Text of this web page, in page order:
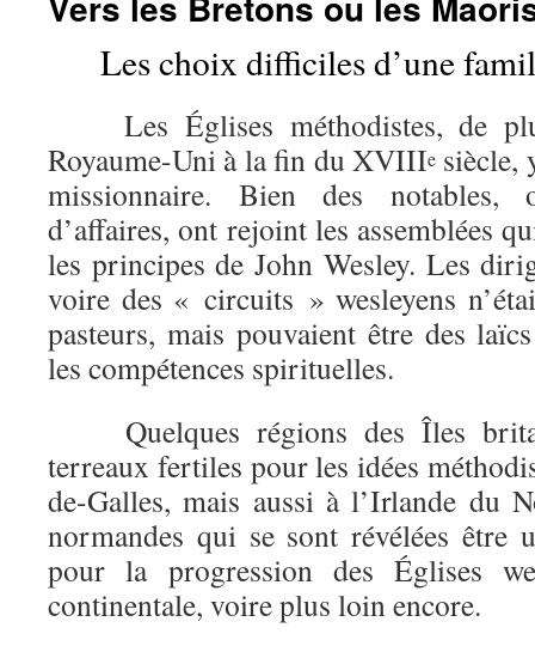
Les choix difficiles d’une
Les Églises méthodistes, de
Royaume-Uni à la fin du XVIIIe siècle,
missionnaire. Bien des notables,
d’affaires, ont rejoint les assemblées
les principes de John Wesley. Les
voire des « circuits » wesleyens
pasteurs, mais pouvaient être des
les compétences spirituelles.
Quelques régions des Îles
terreaux fertiles pour les idées
de-Galles, mais aussi à l’Irlande du
normandes qui se sont révélées être
pour la progression des Églises
continentale, voire plus loin encore.